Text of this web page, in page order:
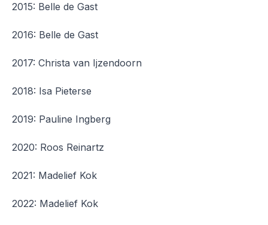
2015: Belle de Gast
2016: Belle de Gast
2017: Christa van Ijzendoorn
2018: Isa Pieterse
2019: Pauline Ingberg
2020: Roos Reinartz
2021: Madelief Kok
2022: Madelief Kok